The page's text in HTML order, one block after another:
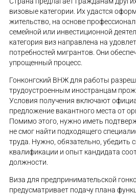
визовые категории. Их удастся
жительство, на основе
семейной или инвестиционной
категория виз направлена на
потребностей мигрантов. Они
упрощенный процесс.
Гонконгский ВНЖ для работы
трудоустроенным иностранцам
Условия получения включают
предложение вакантного места от
Помимо этого, нужно иметь
не смог найти подходящего
труда. Нужно, обязательно, убедить
квалификации и опыт кандидата
должности.
Виза для предпринимательской
предусматривает подачу плана